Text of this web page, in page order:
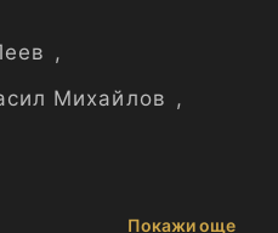
,
Михайлов ,
Покажи още